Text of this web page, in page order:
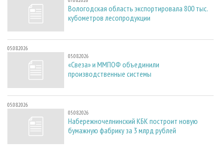
Вологодская область экспортировала 800 тыс.
кубометров лесопродукции
05.08.2026
05.08.2026
«Свеза» и ММПОФ объединили
производственные системы
05.08.2026
05.08.2026
Набережночелнинский КБК построит новую
бумажную фабрику за 3 млрд рублей